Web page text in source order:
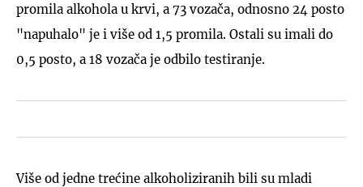
promila alkohola u krvi, a 73 vozača, odnosno 24 posto
"napuhalo" je i više od 1,5 promila. Ostali su imali do
0,5 posto, a 18 vozača je odbilo testiranje.
Više od jedne trećine alkoholiziranih bili su mladi